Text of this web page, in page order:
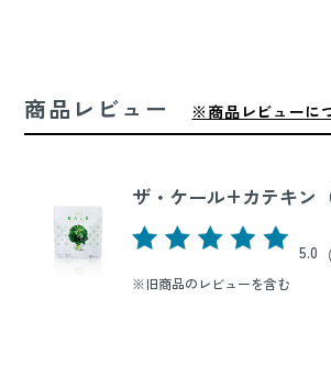
商品レビュー ※商品レビューに
ザ・ケール+カテキン（
5.0
※旧商品のレビューを含む